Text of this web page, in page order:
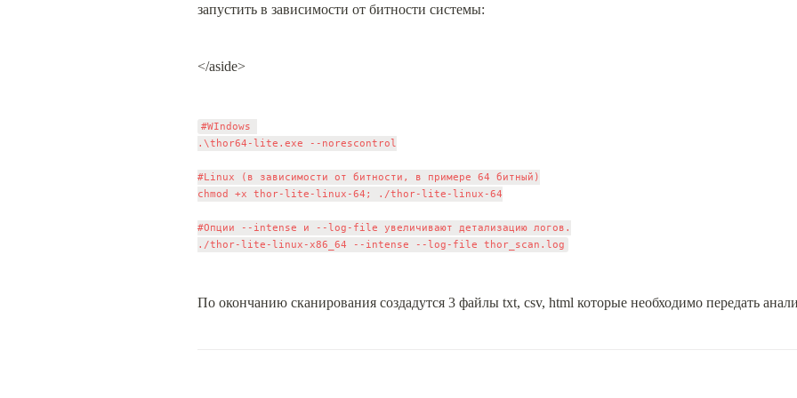
запустить в зависимости от битности системы:
</aside>
#WIndows
.\thor64-lite.exe --norescontrol
#Linux (в зависимости от битности, в примере 64 битный)
chmod +x thor-lite-linux-64; ./thor-lite-linux-64
#Опции --intense и --log-file увеличивают детализацию логов.
По окончанию сканирования создадутся 3 файлы txt, csv, html которые необходимо передать